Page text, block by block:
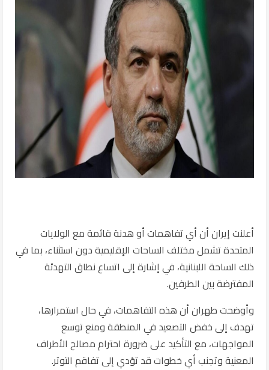
أعلنتإيرانأن أي تفاهمات أو هدنة قائمة مع الولايات
المتحدة تشمل مختلف الساحات الإقليمية دون استثناء، بما في
ذلك الساحة اللبنانية، في إشارة إلى اتساع نطاق التهدئة
المفترضة بين الطرفين.
وأوضحت طهران أن هذه التفاهمات، في حال استمرارها،
تهدف إلى خفض التصعيد في المنطقة ومنع توسع
المواجهات، مع التأكيد على ضرورة احترام مصالح الأطراف
المعنية وتجنب أي خطوات قد تؤدي إلى تفاقم التوتر.